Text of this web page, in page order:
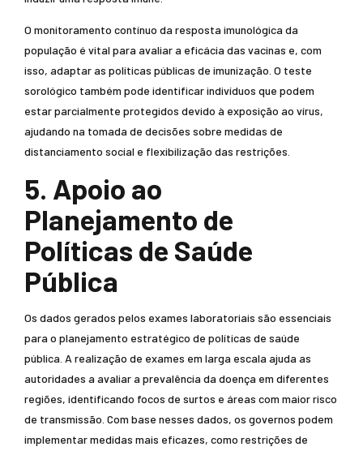
O monitoramento contínuo da resposta imunológica da
população é vital para avaliar a eficácia das vacinas e, com
isso, adaptar as políticas públicas de imunização. O teste
sorológico também pode identificar indivíduos que podem
estar parcialmente protegidos devido à exposição ao vírus,
ajudando na tomada de decisões sobre medidas de
distanciamento social e flexibilização das restrições.
5. Apoio ao
Planejamento de
Políticas de Saúde
Pública
Os dados gerados pelos exames laboratoriais são essenciais
para o planejamento estratégico de políticas de saúde
pública. A realização de exames em larga escala ajuda as
autoridades a avaliar a prevalência da doença em diferentes
regiões, identificando focos de surtos e áreas com maior risco
de transmissão. Com base nesses dados, os governos podem
implementar medidas mais eficazes, como restrições de